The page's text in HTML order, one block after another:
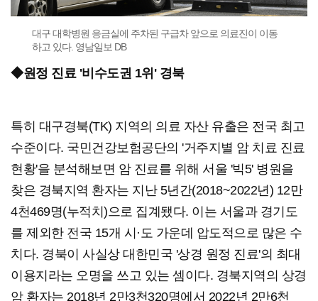
대구 대학병원 응금실에 주차된 구급차 앞으로 의료진이 이동
하고 있다. 영남일보 DB
◆원정 진료 '비수도권 1위' 경북
특히 대구경북(TK) 지역의 의료 자산 유출은 전국 최고
수준이다. 국민건강보험공단의 '거주지별 암 치료 진료
현황'을 분석해보면 암 진료를 위해 서울 '빅5' 병원을
찾은 경북지역 환자는 지난 5년간(2018~2022년) 12만
4천469명(누적치)으로 집계됐다. 이는 서울과 경기도
를 제외한 전국 15개 시·도 가운데 압도적으로 많은 수
치다. 경북이 사실상 대한민국 '상경 원정 진료'의 최대
이용지라는 오명을 쓰고 있는 셈이다. 경북지역의 상경
암 환자는 2018년 2만3천320명에서 2022년 2만6천